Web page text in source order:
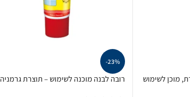
מוכן לשימוש
-23%
רובה לבנה מוכנה לשימוש – תוצרת גרמניה